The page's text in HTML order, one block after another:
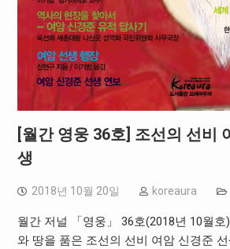
[월간 영웅 36호] 조선의 선비
생
2018년 10월 20일 koreaura
월간 저널 「영웅」 36호(2018년 10월호
와 땅을 품은 조선의 선비 여암 신경준 선